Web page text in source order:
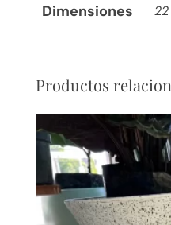
Dimensiones
Productos